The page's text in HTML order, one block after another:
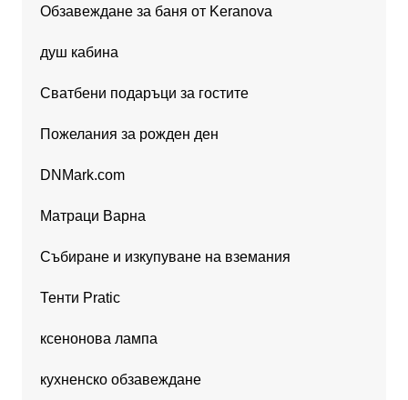
Обзавеждане за баня от Keranova
душ кабина
Сватбени подаръци за гостите
Пожелания за рожден ден
DNMark.com
Матраци Варна
Събиране и изкупуване на вземания
Тенти Pratic
ксенонова лампа
кухненско обзавеждане